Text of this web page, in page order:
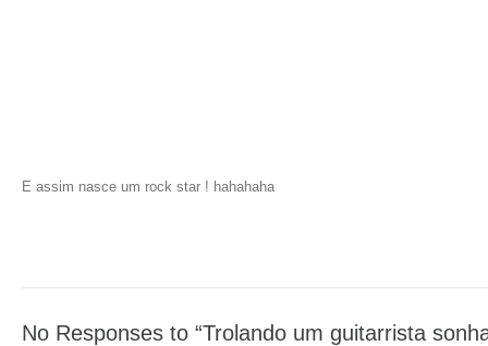
E assim nasce um rock star ! hahahaha
No Responses to “Trolando um guitarrista